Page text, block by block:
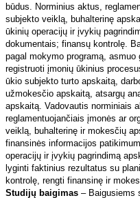
būdus. Norminius aktus,
subjekto veiklą, buhalterinę
ūkinių operacijų ir įvykių
dokumentais; finansų kontrolę.
pagal mokymo programą,
registruoti įmonių ūkinius
ūkio subjekto turto apskaitą,
užmokesčio apskaitą, atsargų
apskaitą. Vadovautis norminiais
reglamentuojančiais įmonės ar
veiklą, buhalterinę ir mokesčių
finansinės informacijos
operacijų ir įvykių pagrindimą
lyginti faktinius rezultatus su
kontrolę, rengti finansinę ir
Studijų baigimas – Baigusiems